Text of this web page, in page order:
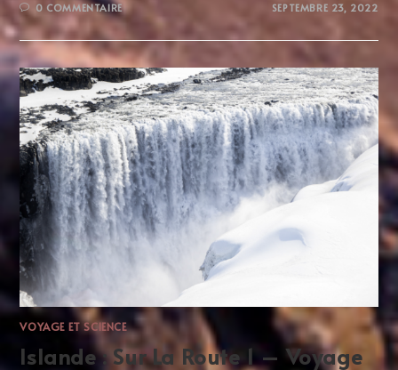
0 COMMENTAIRE SEPTEMBRE 23, 2022
VOYAGE ET SCIENCE
Islande : ​​Sur La Route 1 – Voyage